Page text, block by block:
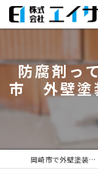
防腐剤っ
市 外壁塗
岡崎市で外壁塗装なら株式会社エイサン